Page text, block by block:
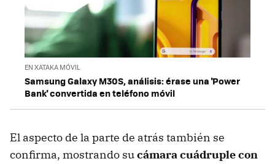
EN XATAKA MÓVIL
Samsung Galaxy M30S, análisis: érase una 'Power
Bank' convertida en teléfono móvil
El aspecto de la parte de atrás también se
confirma, mostrando sucámara cuádruple con